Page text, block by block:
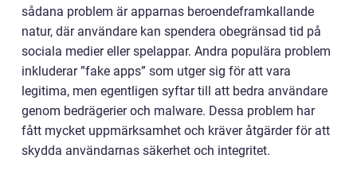
sådana problem är apparnas beroendeframkallande
natur, där användare kan spendera obegränsad tid på
sociala medier eller spelappar. Andra populära problem
inkluderar ”fake apps” som utger sig för att vara
legitima, men egentligen syftar till att bedra användare
genom bedrägerier och malware. Dessa problem har
fått mycket uppmärksamhet och kräver åtgärder för att
skydda användarnas säkerhet och integritet.